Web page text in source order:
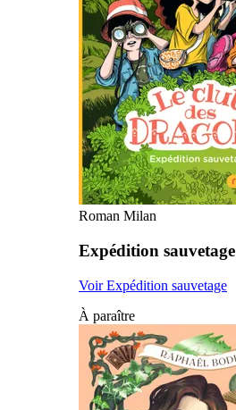
Roman Milan
Expédition sauvetage
Voir Expédition sauvetage
À paraître